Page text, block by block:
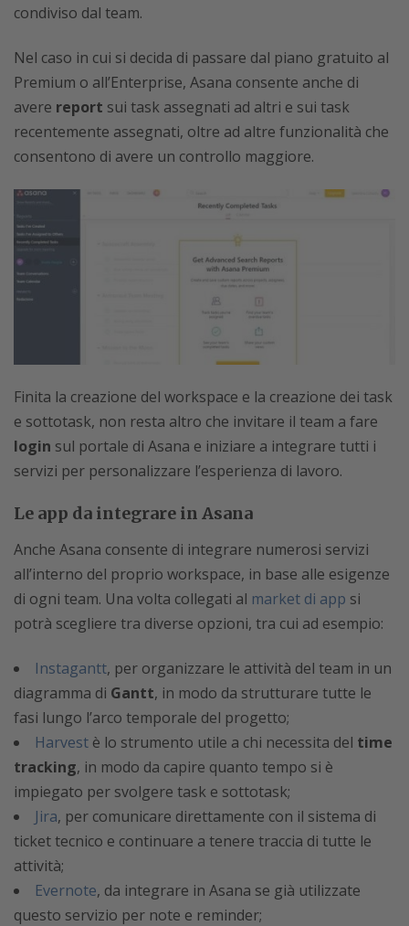
condiviso dal team.
Nel caso in cui si decida di passare dal piano gratuito al
Premium o all’Enterprise, Asana consente anche di
avere report sui task assegnati ad altri e sui task
recentemente assegnati, oltre ad altre funzionalità che
consentono di avere un controllo maggiore.
Finita la creazione del workspace e la creazione dei task
e sottotask, non resta altro che invitare il team a fare
login sul portale di Asana e iniziare a integrare tutti i
servizi per personalizzare l’esperienza di lavoro.
Le app da integrare in Asana
Anche Asana consente di integrare numerosi servizi
all’interno del proprio workspace, in base alle esigenze
di ogni team. Una volta collegati al market di app si
potrà scegliere tra diverse opzioni, tra cui ad esempio:
Instagantt, per organizzare le attività del team in un
diagramma di Gantt, in modo da strutturare tutte le
fasi lungo l’arco temporale del progetto;
Harvest è lo strumento utile a chi necessita del time
tracking, in modo da capire quanto tempo si è
impiegato per svolgere task e sottotask;
Jira, per comunicare direttamente con il sistema di
ticket tecnico e continuare a tenere traccia di tutte le
attività;
Evernote, da integrare in Asana se già utilizzate
questo servizio per note e reminder;